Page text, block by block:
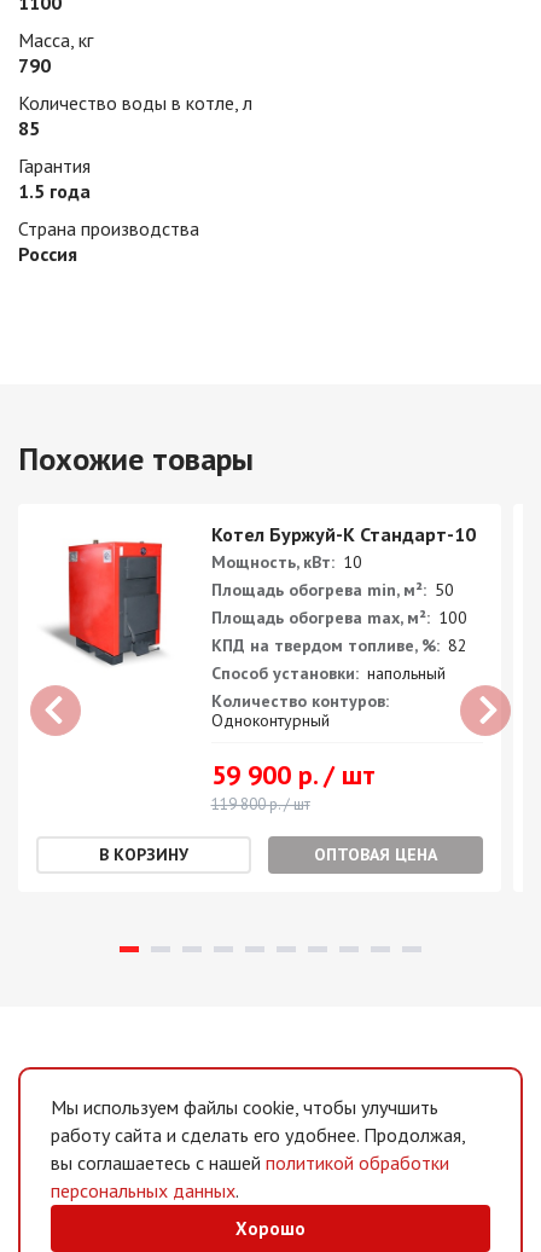
Масса, кг
790
Количество воды в котле, л
85
Гарантия
1.5 года
Страна производства
Россия
Похожие товары
Котел Буржуй-К Стандарт-10
Мощность, кВт: 10
Площадь обогрева min, м²: 50
Площадь обогрева max, м²: 100
КПД на твердом топливе, %: 82
Способ установки: напольный
Количество контуров:
Одноконтурный
59 900 р. / шт
119 800 р. / шт
ОПТОВАЯ ЦЕНА
Мы используем файлы cookie, чтобы улучшить
работу сайта и сделать его удобнее. Продолжая,
вы соглашаетесь с нашей политикой обработки
персональных данных.
Хорошо